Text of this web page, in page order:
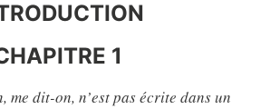
1
me dit-on, n’est pas écrite dans un